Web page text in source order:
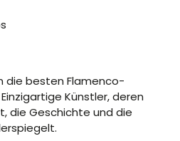
die besten Flamenco-
Künstler, deren
die Geschichte und die